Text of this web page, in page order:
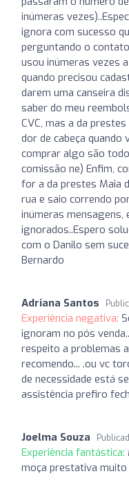
inúmeras
ignora com sucesso
perguntando o
usou inúmeras vezes
quando precisou
darem uma canseira
saber do meu
CVC, mas a da
dor de cabeça quando
comprar algo são
comissão ne) Enfim,
for a da prestes Maia
rua e saio correndo
inúmeras mensagens,
ignorados..Espero
com o Danilo sem
Bernardo
Adriana Santos
Experiência negativa:
ignoram no pós
respeito a problemas
recomendo... .ou vc
de necessidade está
assistência prefiro
Joelma Souza
Experiência fantástica:
moça prestativa